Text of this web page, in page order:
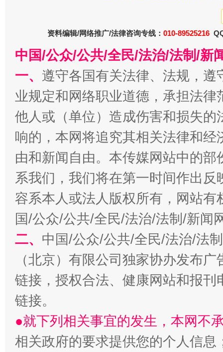
一批国家标准开始实施
以产业富民促振兴 酒驾
资料编辑/网络推广/法律咨询专线： 010-89525216
中国/公众/公共/全民/法治/法制/新
一、 遵守各国有关法律、法规，
业规定和网络职业道德，承担法
他人或（单位）造成伤害和损失
响的，本网将追究其相关法律和
由和新闻自由。本传媒网站中的
系我们，我们将在第一时间作出
容系本人或法人版权所有，网站
国/公众/公共/全民/法治/法制/新闻
二、 中国/公众/公共/全民/法治/法
（北京）有限公司独家协办发布
链接，授权合法、健康网站和报
链接。
●就下列相关事宜的发生，本网不
相关政府的要求提供您的个人信息